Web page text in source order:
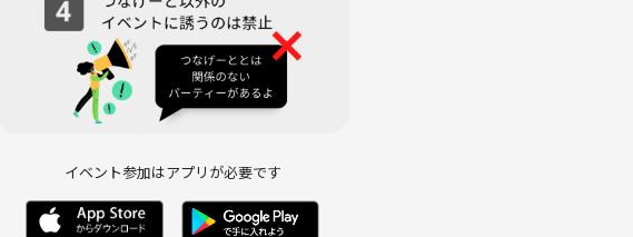
イベント参加はアプリが必要です